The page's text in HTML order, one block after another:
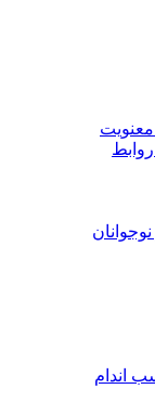
اندام